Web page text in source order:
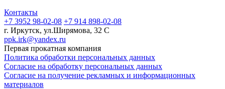
Контакты
+7 3952 98-02-08 +7 914 898-02-08
г. Иркутск, ул.Ширямова, 32 С
ppk.irk@yandex.ru
Первая прокатная компания
Политика обработки персональных данных
Согласие на обработку персональных данных
Согласие на получение рекламных и информационных
материалов